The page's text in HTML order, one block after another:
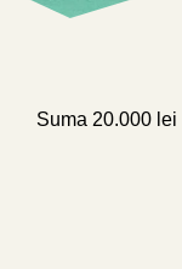
Suma 20.000 lei